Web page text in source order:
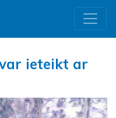
ieteikt ar